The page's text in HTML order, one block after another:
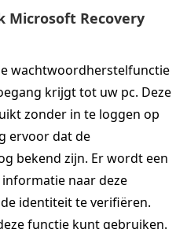
Microsoft Recovery
wachtwoordherstelfunctie
krijgt tot uw pc. Deze
zonder in te loggen op
ervoor dat de
bekend zijn. Er wordt een
naar deze
identiteit te verifiëren.
functie kunt gebruiken.